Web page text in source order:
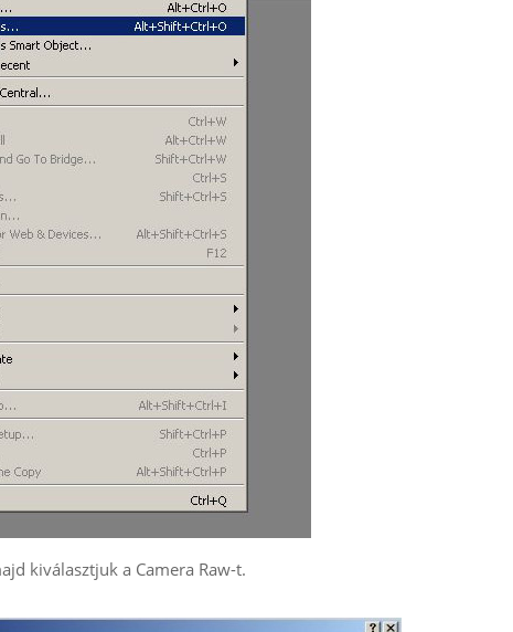
kiválasztjuk a Camera Raw-t.